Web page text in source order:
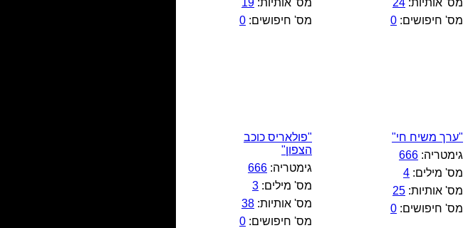
מס' אותיות: 24
מס' חיפושים: 0
מס' אותיות: 19
מס' חיפושים: 0
"ערך משיח חי"
גימטריה: 666
מס' מילים: 4
מס' אותיות: 25
מס' חיפושים: 0
"פולאריס כוכב
הצפון"
גימטריה: 666
מס' מילים: 3
מס' אותיות: 38
מס' חיפושים: 0